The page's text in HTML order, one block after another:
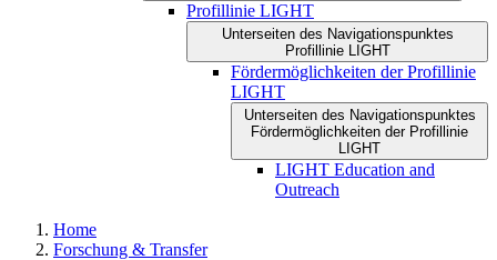
Profillinie LIGHT
Unterseiten des Navigationspunktes
Profillinie LIGHT
Fördermöglichkeiten der Profillinie
LIGHT
Unterseiten des Navigationspunktes
Fördermöglichkeiten der Profillinie
LIGHT
LIGHT Education and
Outreach
Home
Forschung & Transfer